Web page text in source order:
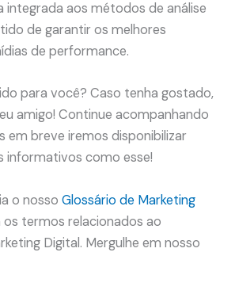
integrada aos métodos de análise
de garantir os melhores
de performance.
para você? Caso tenha gostado,
amigo! Continue acompanhando
em breve iremos disponibilizar
informativos como esse!
o nossoGlossário de Marketing
os termos relacionados ao
Digital. Mergulhe em nosso